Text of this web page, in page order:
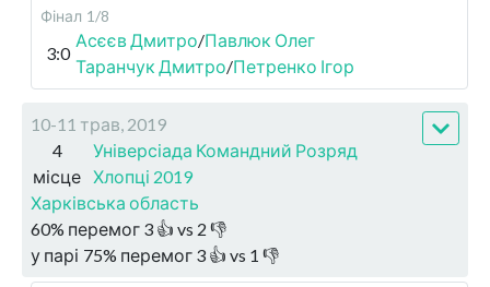
Фінал 1/8
3:0
Асєєв Дмитро/Павлюк Олег
Таранчук Дмитро/Петренко Ігор
10-11 трав, 2019
4
місце
Універсіада Командний Розряд
Хлопці 2019
Харківська область
60% перемог 3 👍 vs 2 👎
у парі 75% перемог 3 👍 vs 1 👎